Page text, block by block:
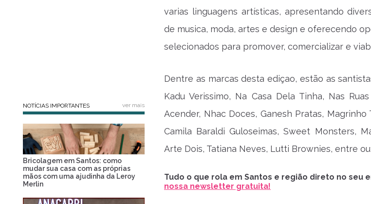
varias linguagens artísticas, apresentando
de musica, moda, artes e design e oferecendo
selecionados para promover, comercializar e
Dentre as marcas desta ediçao, estão as
Kadu Verissimo, Na Casa Dela Tinha, Nas
Acender, Nhac Doces, Ganesh Pratas,
Camila Baraldi Guloseimas, Sweet Monsters,
Arte Dois, Tatiana Neves, Lutti Brownies, entre
Tudo o que rola em Santos e região direto no seu
nossa newsletter gratuita!
NOTÍCIAS IMPORTANTES ver mais
Bricolagem em Santos: como
mudar sua casa com as próprias
mãos com uma ajudinha da Leroy
Merlin